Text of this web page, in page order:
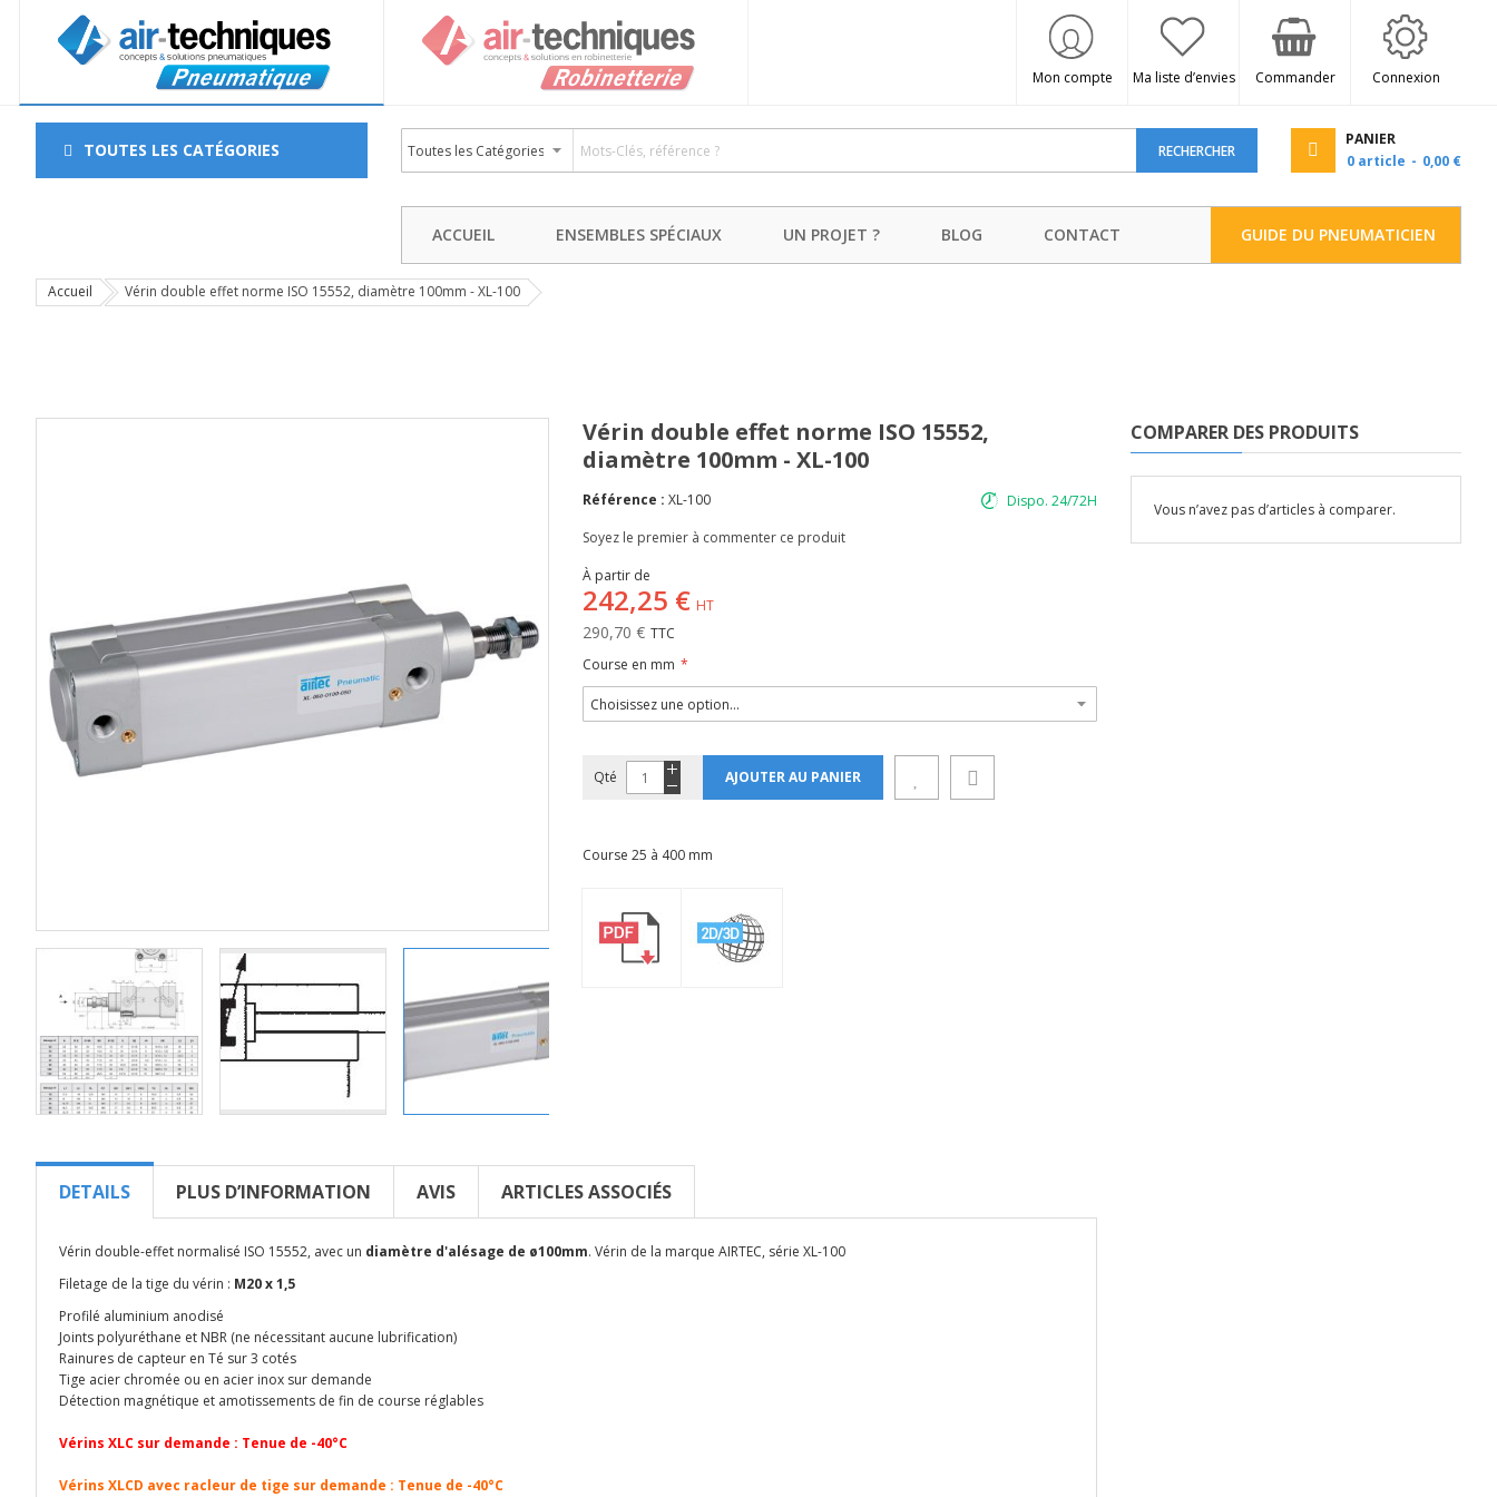
Mon compte Ma liste d’envies Commander Connexion
TOUTES LES CATÉGORIES RECHERCHER
PANIER
0article 0,00 €
ACCUEIL ENSEMBLES SPÉCIAUX UN PROJET ? BLOG CONTACT GUIDE DU PNEUMATICIEN
Accueil Vérin double effet norme ISO 15552, diamètre 100mm - XL-100
Vérin double effet norme ISO 15552,
diamètre 100mm - XL-100
Dispo. 24/72H
Référence : XL-100
Soyez le premier à commenter ce produit
À partir de
290,70 €
242,25 €
Course en mm
Qté AJOUTER AU PANIER
Course 25 à 400 mm
DETAILS PLUS D’INFORMATION AVIS ARTICLES ASSOCIÉS
Vérin double-effet normalisé ISO 15552, avec un diamètre d'alésage de ø100mm. Vérin de la marque AIRTEC, série XL-100
Filetage de la tige du vérin : M20 x 1,5
Profilé aluminium anodisé
Joints polyuréthane et NBR (ne nécessitant aucune lubrification)
Rainures de capteur en Té sur 3 cotés
Tige acier chromée ou en acier inox sur demande
Détection magnétique et amotissements de fin de course réglables
Vérins XLC sur demande : Tenue de -40°C
Vérins XLCD avec racleur de tige sur demande : Tenue de -40°C
COMPARER DES PRODUITS
Vous n’avez pas d’articles à comparer.